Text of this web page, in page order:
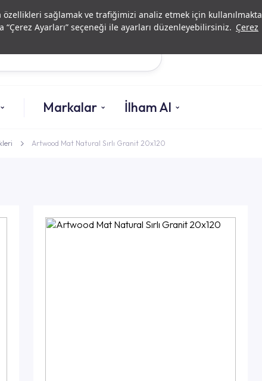
sağlamak ve trafiğimizi analiz etmek için
Ayarları” seçeneği ile ayarları düzenleyebilirsiniz. Çerez
Yatırımcı İlişkileri
Ara
Markalar İlham Al
Artwood Mat Natural Sırlı Granit 20x120